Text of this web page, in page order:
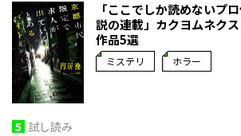
「ここでしか読めないプ
説の連載」――カクヨムネク
作品5選
ミステリ ホラー
5 試し読み